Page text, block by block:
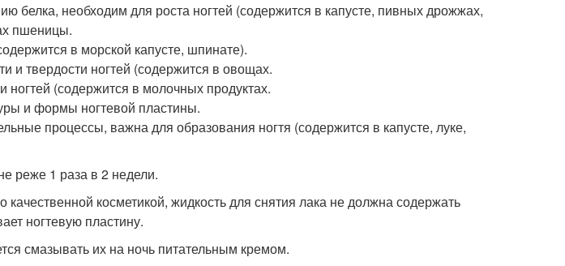
белка, необходим для роста ногтей (содержится в капусте, пивных дрожжах,
пшеницы.
в морской капусте, шпинате).
и твердости ногтей (содержится в овощах.
ногтей (содержится в молочных продуктах.
и формы ногтевой пластины.
процессы, важна для образования ногтя (содержится в капусте, луке,
реже 1 раза в 2 недели.
качественной косметикой, жидкость для снятия лака не должна содержать
ногтевую пластину.
смазывать их на ночь питательным кремом.